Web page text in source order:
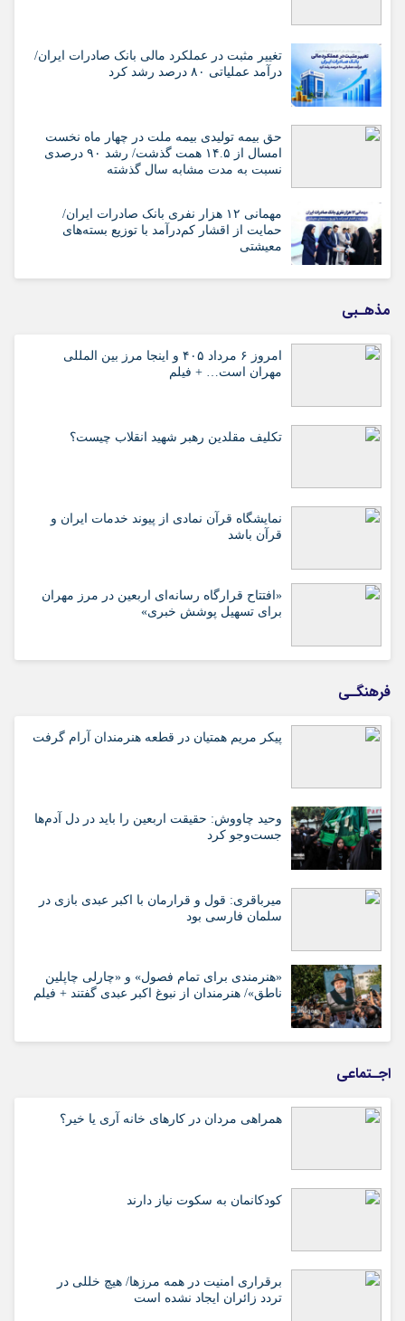
تغییر مثبت در عملکرد مالی بانک صادرات ایران/
درآمد عملیاتی ۸۰ درصد رشد کرد
حق بیمه تولیدی بیمه ملت در چهار ماه نخست
امسال از ۱۴.۵ همت گذشت/ رشد ۹۰ درصدی
نسبت به مدت مشابه سال گذشته
مهمانی ۱۲ هزار نفری بانک صادرات ایران/
حمایت از اقشار کم‌درآمد با توزیع بسته‌های
معیشتی
مذهـبی
امروز ۶ مرداد ۴۰۵ و اینجا مرز بین المللی
مهران است… + فیلم
تکلیف مقلدین رهبر شهید انقلاب چیست؟
نمایشگاه قرآن نمادی از پیوند خدمات ایران و
قرآن باشد
«افتتاح قرارگاه رسانه‌ای اربعین در مرز مهران
برای تسهیل پوشش خبری»
فرهنگـی
پیکر مریم همتیان در قطعه هنرمندان آرام گرفت
وحید چاووش: حقیقت اربعین را باید در دل آدم‌ها
جست‌وجو کرد
میرباقری: قول و قرارمان با اکبر عبدی بازی در
سلمان فارسی بود
«هنرمندی برای تمام فصول» و «چارلی چاپلین
ناطق»/ هنرمندان از نبوغ اکبر عبدی گفتند + فیلم
اجـتماعی
همراهی مردان در کارهای خانه آری یا خیر؟
کودکانمان به سکوت نیاز دارند
برقراری امنیت در همه مرزها/ هیچ‌ خللی در
تردد زائران ایجاد نشده است